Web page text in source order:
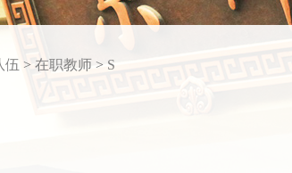
伍 > 在职教师 > S